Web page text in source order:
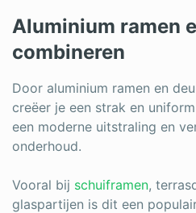
Aluminium ramen
combineren
Door aluminium ramen en
creëer je een strak en
een moderne uitstraling en
onderhoud.
Vooral bij schuiframen,
glaspartijen is dit een